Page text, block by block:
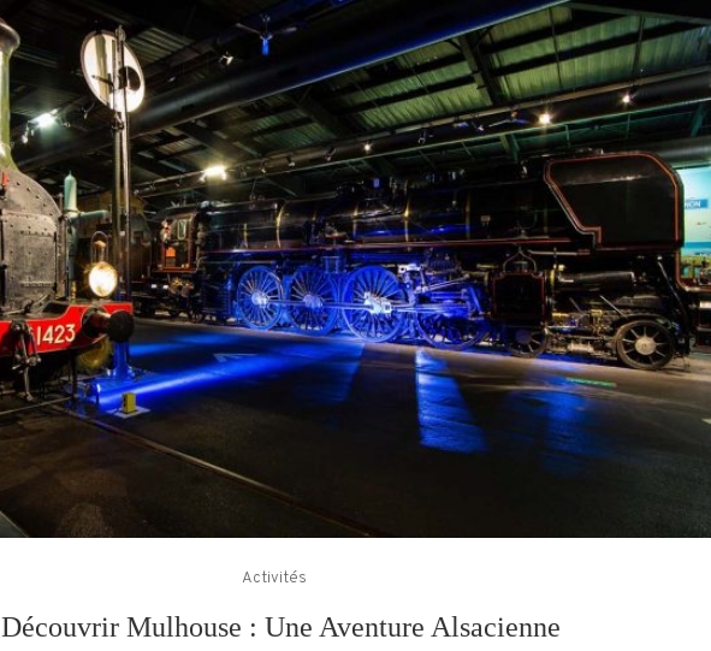
Activités
Découvrir Mulhouse : Une Aventure Alsacienne